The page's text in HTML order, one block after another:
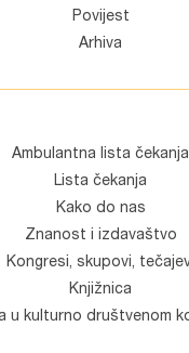
Povijest
Arhiva
Ambulantna lista čekanja
Lista čekanja
Kako do nas
Znanost i izdavaštvo
Kongresi, skupovi,
Knjižnica
u kulturno društvenom